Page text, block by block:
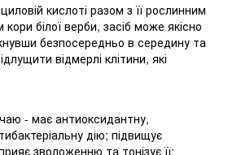
кислоті разом з її рослинним
білої верби, засіб може якісно
безпосередньо в середину та
відмерлі клітини, які
- має антиоксидантну,
дію; підвищує
зволоженню та тонізує її;